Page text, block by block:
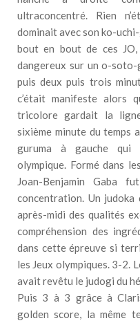
ultraconcentré. Rien
dominait avec son ko-
bout en bout de ces
dangereux sur un o-soto-
puis deux puis trois
c’était manifeste alors
tricolore gardait la
sixième minute du temps
guruma à gauche qui
olympique. Formé dans
Joan-Benjamin Gaba
concentration. Un
après-midi des qualités
compréhension des
dans cette épreuve si
les Jeux olympiques. 3-2.
avait revêtu le judogi du
Puis 3 à 3 grâce à
golden score, la même